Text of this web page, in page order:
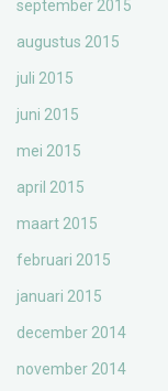
september 2015
augustus 2015
juli 2015
juni 2015
mei 2015
april 2015
maart 2015
februari 2015
januari 2015
december 2014
november 2014